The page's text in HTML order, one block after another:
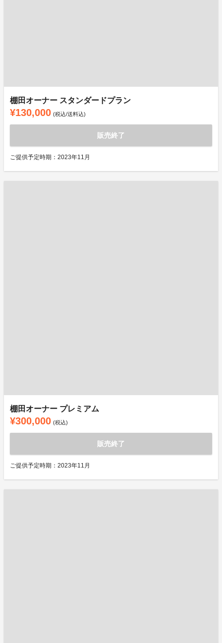
棚田オーナー スタンダードプラン
¥130,000 (税込/送料込)
販売終了
ご提供予定時期：2023年11月
棚田オーナー プレミアム
¥300,000 (税込)
販売終了
ご提供予定時期：2023年11月